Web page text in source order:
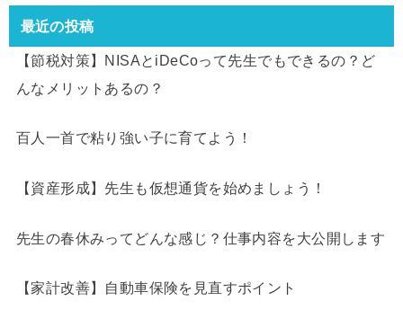
最近の投稿
【節税対策】NISAとiDeCoって先生でもできるの？ど
んなメリットあるの？
百人一首で粘り強い子に育てよう！
【資産形成】先生も仮想通貨を始めましょう！
先生の春休みってどんな感じ？仕事内容を大公開します
【家計改善】自動車保険を見直すポイント